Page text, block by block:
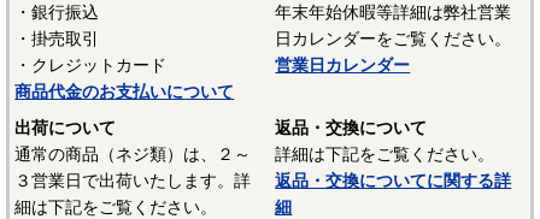
・銀行振込
・掛売取引
・クレジットカード
商品代金のお支払いについて
年末年始休暇等詳細は弊社営業
日カレンダーをご覧ください。
営業日カレンダー
出荷について
通常の商品（ネジ類）は、２～
３営業日で出荷いたします。詳
細は下記をご覧ください。
返品・交換について
詳細は下記をご覧ください。
返品・交換についてに関する詳
細